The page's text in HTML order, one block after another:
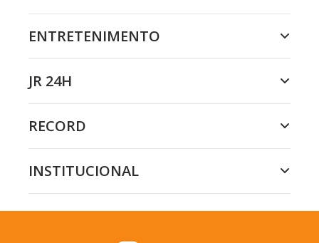
ENTRETENIMENTO
JR 24H
RECORD
INSTITUCIONAL